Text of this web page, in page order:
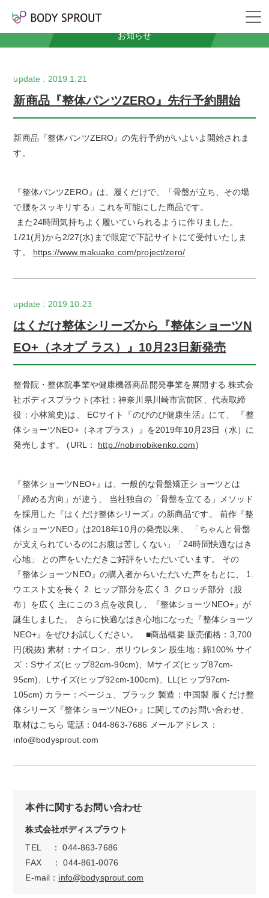
お知らせ
2019.1.21
新商品『整体パンツZERO』先行予約開始
新商品『整体パンツZERO』の先行予約がいよいよ開始されま
す。
『整体パンツZERO』は、履くだけで、「骨盤が立ち、その場
で腰をスッキリする」これを可能にした商品です。
また24時間気持ちよく履いていられるように作りました。
1/21(月)から2/27(水)まで限定で下記サイトにて受付いたしま
す。 https://www.makuake.com/project/zero/
2019.10.23
はくだけ整体シリーズから『整体ショーツN
EO+（ネオプ ラス）』10月23日新発売
整骨院・整体院事業や健康機器商品開発事業を展開する 株式会
社ボディスプラウト(本社：神奈川県川崎市宮前区、代表取締
役：小林篤史)は、 ECサイト『のびのび健康生活』にて、 『整
体ショーツNEO+（ネオプラス）』を2019年10月23日（水）に
発売します。 (URL： http://nobinobikenko.com)
『整体ショーツNEO+』は、一般的な骨盤矯正ショーツとは
「締める方向」が違う、 当社独自の「骨盤を立てる」メソッド
を採用した『はくだけ整体シリーズ』の新商品です。 前作『整
体ショーツNEO』は2018年10月の発売以来、 「ちゃんと骨盤
が支えられているのにお腹は苦しくない」「24時間快適なはき
心地」 との声をいただきご好評をいただいています。 その
『整体ショーツNEO』の購入者からいただいた声をもとに、 1.
ウエスト丈を長く 2. ヒップ部分を広く 3. クロッチ部分（股
布）を広く 主にこの３点を改良し、『整体ショーツNEO+』が
誕生しました。 さらに快適なはき心地になった『整体ショーツ
NEO+』をぜひお試しください。 ■商品概要 販売価格：3,700
円(税抜) 素材：ナイロン、ポリウレタン 股生地：綿100% サイ
ズ：Sサイズ(ヒップ82cm-90cm)、Mサイズ(ヒップ87cm-
95cm)、Lサイズ(ヒップ92cm-100cm)、LL(ヒップ97cm-
105cm) カラー：ベージュ、ブラック 製造：中国製 履くだけ整
体シリーズ『整体ショーツNEO+』に関してのお問い合わせ、
取材はこちら 電話：044-863-7686 メールアドレス：
info@bodysprout.com
本件に関するお問い合わせ
株式会社ボディスプラウト
TEL ： 044-863-7686
FAX ： 044-861-0076
E-mail： info@bodysprout.com